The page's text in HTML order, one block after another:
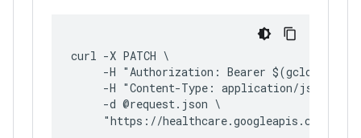
curl -X PATCH \
-H "Authorization: Bearer $(gcloud
-H "Content-Type: application/json;
     -d @request.json \
"https://healthcare.googleapis.com/v1/